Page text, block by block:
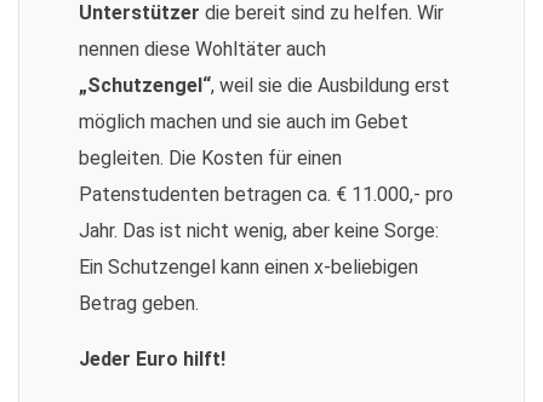
Unterstützer die bereit sind zu helfen. Wir
nennen diese Wohltäter auch
„Schutzengel“, weil sie die Ausbildung erst
möglich machen und sie auch im Gebet
begleiten. Die Kosten für einen
Patenstudenten betragen ca. € 11.000,- pro
Jahr. Das ist nicht wenig, aber keine Sorge:
Ein Schutzengel kann einen x-beliebigen
Betrag geben.
Jeder Euro hilft!